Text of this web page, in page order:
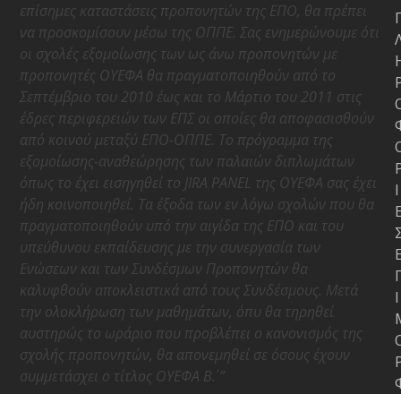
επίσημες καταστάσεις προπονητών της ΕΠΟ, θα πρέπει
να προσκομίσουν μέσω της ΟΠΠΕ. Σας ενημερώνουμε ότι
οι σχολές εξομοίωσης των ως άνω προπονητών με
προπονητές ΟΥΕΦΑ θα πραγματοποιηθούν από το
Σεπτέμβριο του 2010 έως και το Μάρτιο του 2011 στις
έδρες περιφερειών των ΕΠΣ οι οποίες θα αποφασισθούν
από κοινού μεταξύ ΕΠΟ-ΟΠΠΕ. Το πρόγραμμα της
εξομοίωσης-αναθεώρησης των παλαιών διπλωμάτων
όπως το έχει εισηγηθεί το JIRA PANEL της ΟΥΕΦΑ σας έχει
ήδη κοινοποιηθεί. Τα έξοδα των εν λόγω σχολών που θα
πραγματοποιηθούν υπό την αιγίδα της ΕΠΟ και του
υπεύθυνου εκπαίδευσης με την συνεργασία των
Ενώσεων και των Συνδέσμων Προπονητών θα
καλυφθούν αποκλειστικά από τους Συνδέσμους. Μετά
την ολοκλήρωση των μαθημάτων, όπυ θα τηρηθεί
αυστηρώς το ωράριο που προβλέπει ο κανονισμός της
σχολής προπονητών, θα απονεμηθεί σε όσους έχουν
συμμετάσχει ο τίτλος ΟΥΕΦΑ Β΄. ”
Ι
Ι